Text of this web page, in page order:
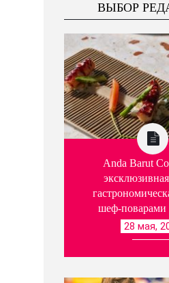
ВЫБОР
Anda Barut
шеф-поварами
28 мая,